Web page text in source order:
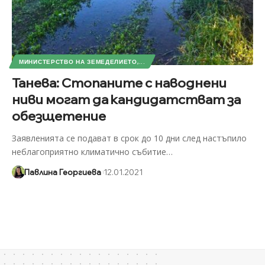
МИНИСТЕРСТВО НА ЗЕМЕДЕЛИЕТО,...
Танева: Стопаните с наводнени
ниви могат да кандидатстват за
обезщетение
Заявленията се подават в срок до 10 дни след настъпило
неблагоприятно климатично събитие…
Павлина Георгиева 12.01.2021